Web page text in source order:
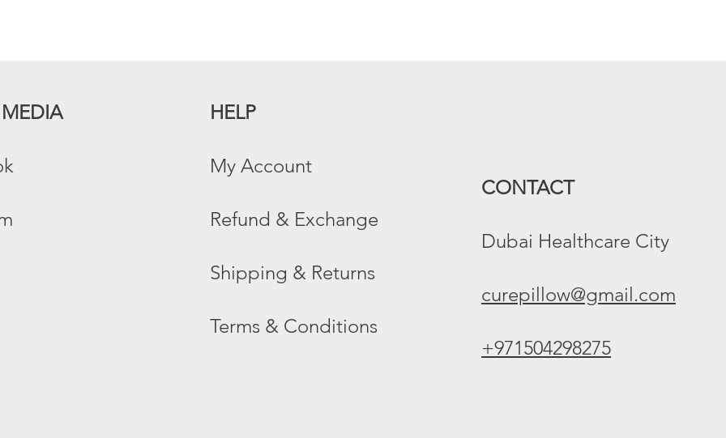
HELP
My Account
Refund & Exchange​
Shipping & Returns​
Terms & Conditions
CONTACT
Dubai Healthcare City
curepillow@gmail.com
+971504298275